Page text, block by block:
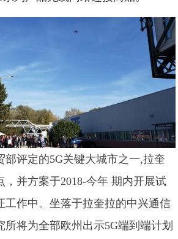
部评定的5G关键大城市之一,拉奎
，并方案于2018-今年 期内开展试
工作中。坐落于拉奎拉的中兴通信
所将为全部欧州出示5G端到端计划